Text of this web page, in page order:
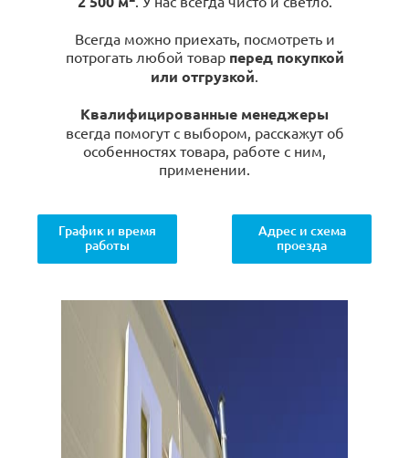
Всегда можно приехать, посмотреть и
потрогать любой товар перед покупкой
или отгрузкой.
Квалифицированные менеджеры
всегда помогут с выбором, расскажут об
особенностях товара, работе с ним,
применении.
График и время
работы
Адрес и схема
проезда